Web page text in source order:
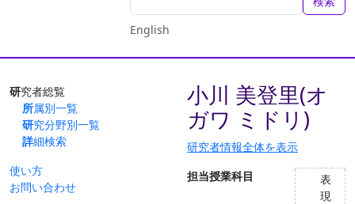
English
研究者総覧
所属別一覧
研究分野別一覧
詳細検索
使い方
お問い合わせ
小川 美登里(オ
ガワ ミドリ)
研究者情報全体を表示
担当授業科目
表
現